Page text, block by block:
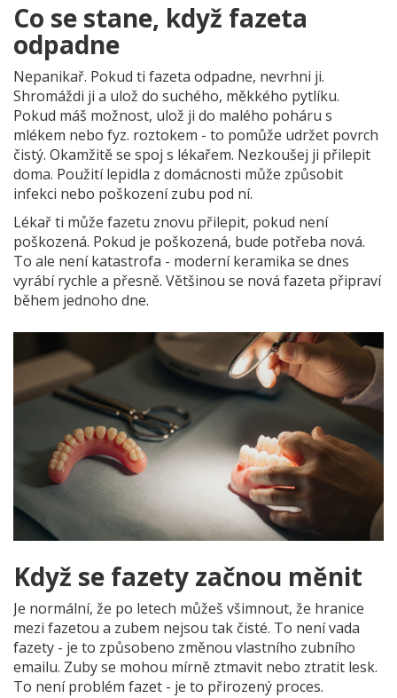
Co se stane, když fazeta
odpadne
Nepanikař. Pokud ti fazeta odpadne, nevrhni ji.
Shromáždi ji a ulož do suchého, měkkého pytlíku.
Pokud máš možnost, ulož ji do malého poháru s
mlékem nebo fyz. roztokem - to pomůže udržet povrch
čistý. Okamžitě se spoj s lékařem. Nezkoušej ji přilepit
doma. Použití lepidla z domácnosti může způsobit
infekci nebo poškození zubu pod ní.
Lékař ti může fazetu znovu přilepit, pokud není
poškozená. Pokud je poškozená, bude potřeba nová.
To ale není katastrofa - moderní keramika se dnes
vyrábí rychle a přesně. Většinou se nová fazeta připraví
během jednoho dne.
Když se fazety začnou měnit
Je normální, že po letech můžeš všimnout, že hranice
mezi fazetou a zubem nejsou tak čisté. To není vada
fazety - je to způsobeno změnou vlastního zubního
emailu. Zuby se mohou mírně ztmavit nebo ztratit lesk.
To není problém fazet - je to přirozený proces.